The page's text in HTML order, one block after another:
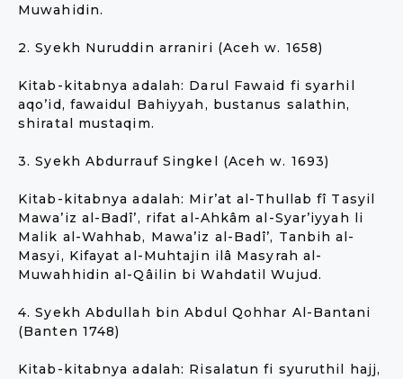
Muwahidin.
2. Syekh Nuruddin arraniri (Aceh w. 1658)
Kitab-kitabnya adalah: Darul Fawaid fi syarhil
aqo’id, fawaidul Bahiyyah, bustanus salathin,
shiratal mustaqim.
3. Syekh Abdurrauf Singkel (Aceh w. 1693)
Kitab-kitabnya adalah: Mir’at al-Thullab fî Tasyil
Mawa’iz al-Badî’, rifat al-Ahkâm al-Syar’iyyah li
Malik al-Wahhab, Mawa’iz al-Badî’, Tanbih al-
Masyi, Kifayat al-Muhtajin ilâ Masyrah al-
Muwahhidin al-Qâilin bi Wahdatil Wujud.
4. Syekh Abdullah bin Abdul Qohhar Al-Bantani
(Banten 1748)
Kitab-kitabnya adalah: Risalatun fi syuruthil hajj,